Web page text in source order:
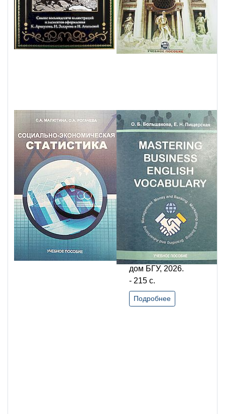
2023. - 207
с.
Подробнее
С. А.
Малютина
Социально-
экономическая
статистика:
учебное
пособие / С. А.
Малютина, О.
А. Рогачева;
Байкальский
гос. ун-т. -
Иркутск: Изд.
дом БГУ, 2026.
- 215 с.
Подробнее